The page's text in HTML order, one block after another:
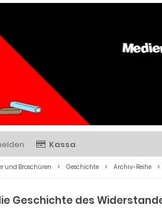
Kassa
und Broschüren Geschichte Archiv-Reihe
Geschichte des